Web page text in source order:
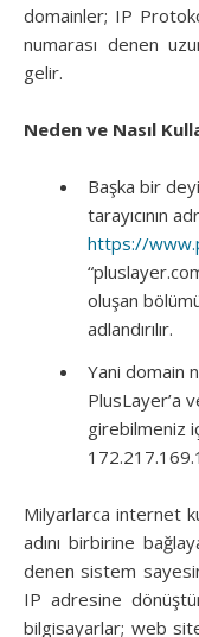
domainler; IP
numarası denen
gelir.
Neden ve Nasıl
Başka bir
tarayıcının
https://
oluşan
adlandırılır.
Yani domain
PlusLayer’a
girebilmeniz
Milyarlarca internet
adını birbirine
denen sistem
IP adresine
bilgisayarlar; web